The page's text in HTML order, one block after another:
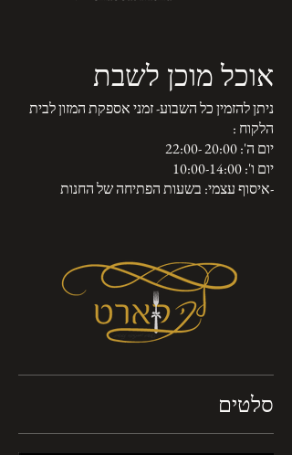
אוכל מוכן לשבת
ניתן להזמין כל השבוע- זמני אספקת המזון לבית
-איסוף עצמי: בשעות הפתיחה של החנות
סלטים